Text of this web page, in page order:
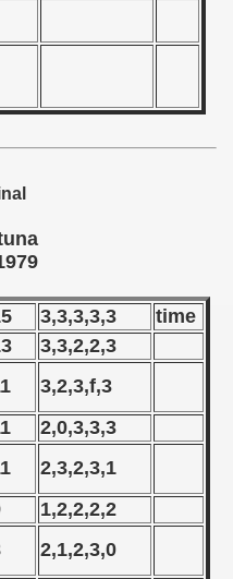
3,3,3,3,3
time
3,3,2,2,3
3,2,3,f,3
2,0,3,3,3
2,3,2,3,1
1,2,2,2,2
2,1,2,3,0